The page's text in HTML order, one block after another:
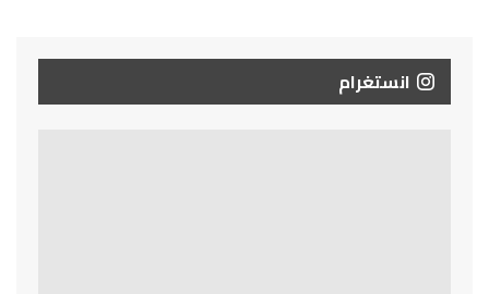
انستغرام